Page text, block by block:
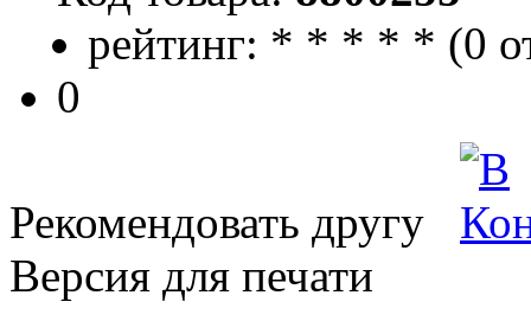
рейтинг: * * * * * (0
0
Рекомендовать другу
Версия для печати